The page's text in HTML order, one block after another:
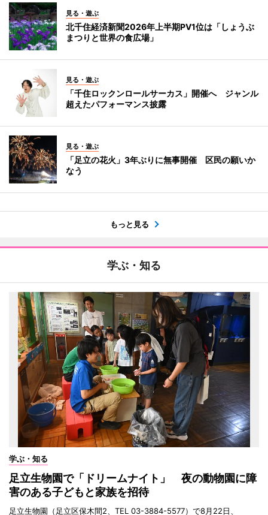
見る・遊ぶ
北千住経済新聞2026年上半期PV1位は「しょうぶ
まつりと世界の食広場」
見る・遊ぶ
「千住ロックンロールサーカス」開催へ ジャンル
超えたパフォーマンス披露
見る・遊ぶ
「足立の花火」3年ぶりに無事開催 区民の願いか
なう
もっと見る
学ぶ・知る
学ぶ・知る
足立生物園で「ドリームナイト」 夜の動物園に障
害のある子どもと家族を招待
足立生物園（足立区保木間2、TEL 03-3884-5577）で8月22日、